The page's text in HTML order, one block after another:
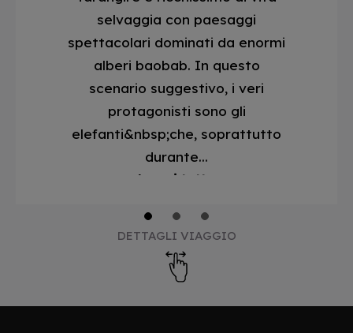
selvaggia con paesaggi
spettacolari dominati da enormi
alberi baobab. In questo
scenario suggestivo, i veri
protagonisti sono gli
elefanti&nbsp;che, soprattutto
durante...
Leggi tutto
DETTAGLI VIAGGIO